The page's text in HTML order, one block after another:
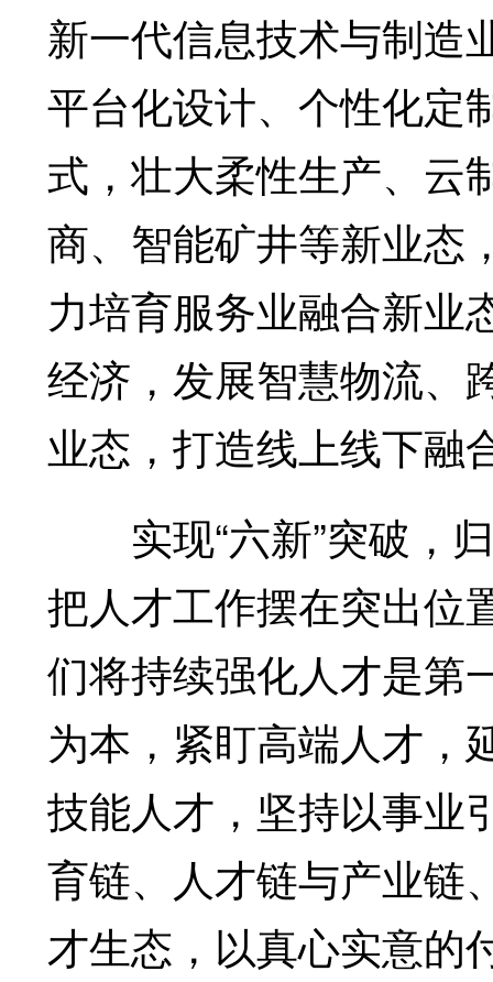
新一代信息技术与制造
平台化设计、个性化定
式，壮大柔性生产、云
商、智能矿井等新业态
力培育服务业融合新业
经济，发展智慧物流、
业态，打造线上线下融
实现“六新”突破，归
把人才工作摆在突出位
们将持续强化人才是第
为本，紧盯高端人才，
技能人才，坚持以事业
育链、人才链与产业链
才生态，以真心实意的